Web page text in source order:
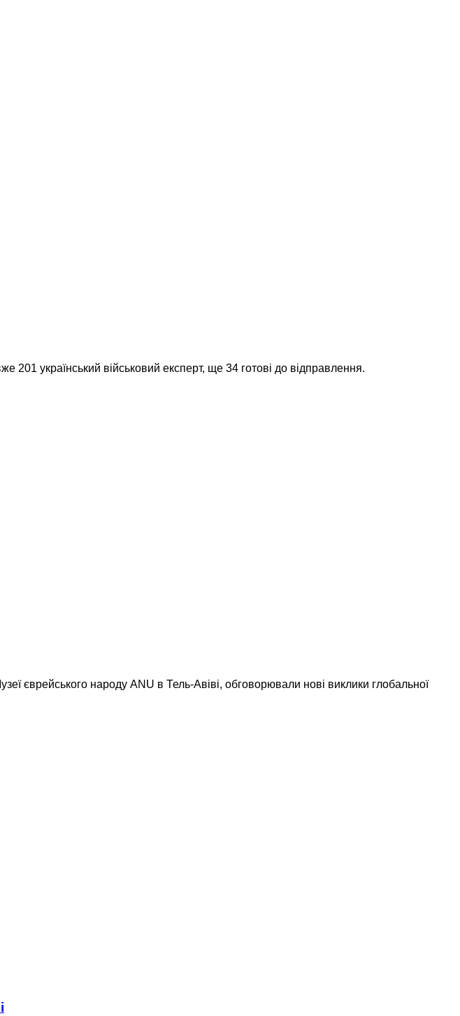
український військовий експерт, ще 34 готові до відправлення.
єврейського народу ANU в Тель-Авіві, обговорювали нові виклики глобальної